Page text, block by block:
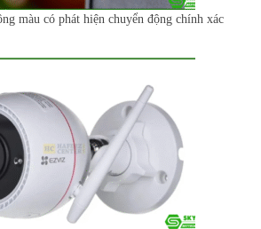
màu có phát hiện chuyển động chính xác